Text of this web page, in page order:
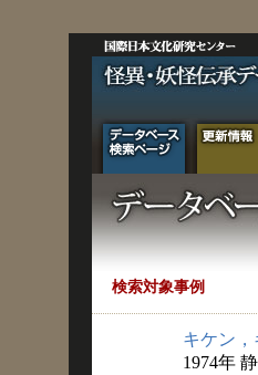
検索対象事例
キケン，
1974年